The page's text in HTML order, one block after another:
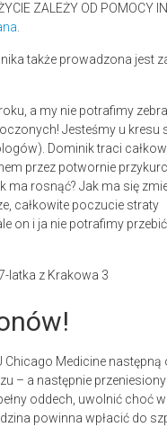
ZALEŻY OD POMOCY
.
także prowadzona jest
a my nie potrafimy
Jesteśmy u kresu
Dominik traci
przez potwornie
ma rosnąć? Jak ma się
całkowite poczucie straty
on i ja nie potrafimy
Chicago Medicine następną
– a następnie
oddech, uwolnić choć
powinna wpłacić do